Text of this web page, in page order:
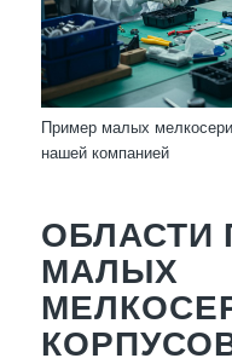
Пример малых
нашей компанией
ОБЛАСТИ
МАЛЫХ